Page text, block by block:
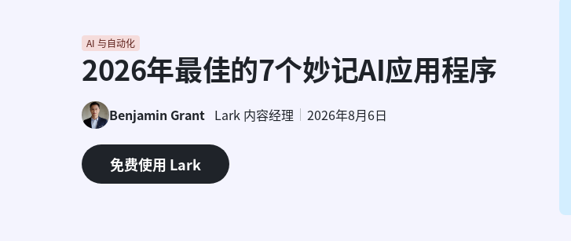
AI 与自动化
2026年最佳的7个妙记AI应用程序
Benjamin Grant Lark 内容经理 2026年8月6日
免费使用 Lark